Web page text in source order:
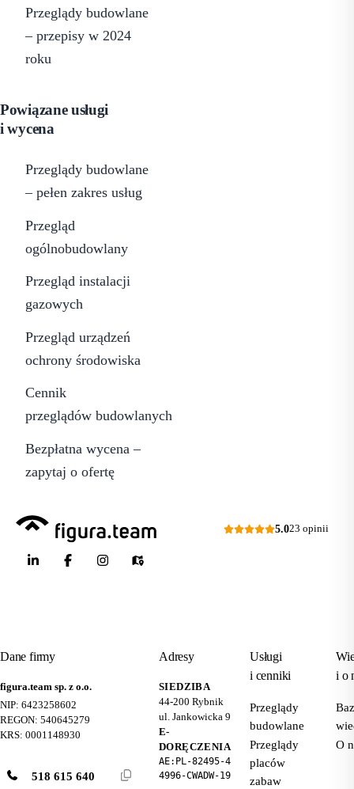
Przeglądy budowlane
– przepisy w 2024
roku
Powiązane usługi
i wycena
Przeglądy budowlane
– pełen zakres usług
Przegląd
ogólnobudowlany
Przegląd instalacji
gazowych
Przegląd urządzeń
ochrony środowiska
Cennik
przeglądów budowlanych
Bezpłatna wycena –
zapytaj o ofertę
5.023 opinii
Dane firmy
figura.team sp. z o.o.
NIP: 6423258602
REGON: 540645279
KRS: 0001148930
518 615 640
Adresy
SIEDZIBA
44-200 Rybnik
ul. Jankowicka 9
E-
DORĘCZENIA
AE:PL-82495-4
4996-CWADW-19
Usługi
i cenniki
Przeglądy
budowlane
Przeglądy
placów
zabaw
i o
O